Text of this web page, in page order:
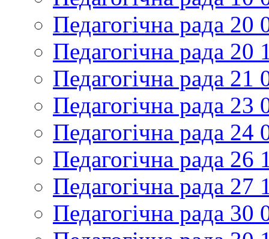
Педагогічна рада 20
Педагогічна рада 20
Педагогічна рада 21
Педагогічна рада 23
Педагогічна рада 24
Педагогічна рада 26
Педагогічна рада 27
Педагогічна рада 30